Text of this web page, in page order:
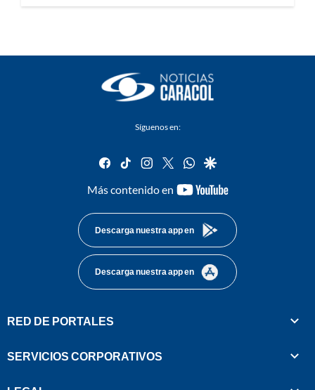
Síguenos en:
facebook
tiktok instagram
twitterwhatsapp
google
Más contenido en
youtube-
Descarga nuestra app en
Descarga nuestra app en
RED DE PORTALES
SERVICIOS CORPORATIVOS